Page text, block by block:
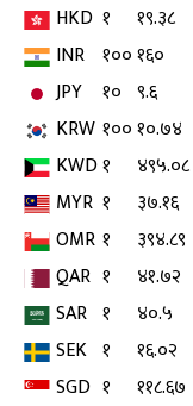
HKD १ १९.३८
INR १००१६०
JPY
१० ९.६
KRW १००१०.७४
KWD१ ४९५.०८
MYR १ ३७.१६
OMR १ ३९४.८९
QAR १ ४१.७२
SAR १ ४०.५
SEK १ १६.०२
SGD १ ११८.६७